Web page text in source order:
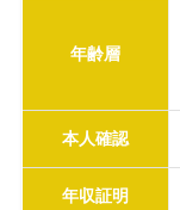
年齢層
本人確認
年収証明